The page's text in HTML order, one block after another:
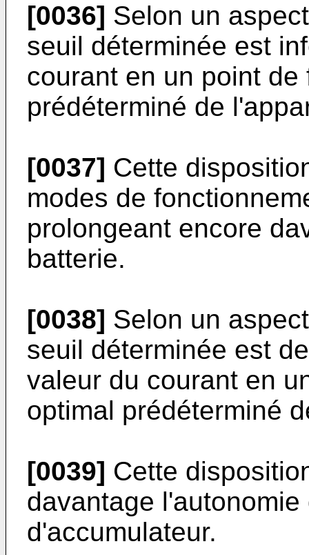
[0036] Selon un
seuil déterminée est
courant en un point
prédéterminé de
[0037] Cette
modes de
prolongeant encore
batterie.
[0038] Selon un
seuil déterminée est
valeur du courant en
optimal prédéterminé
[0039] Cette
davantage
d'accumulateur.